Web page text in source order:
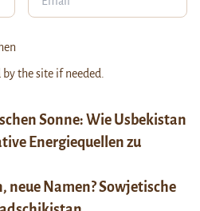
Sonne: Wie Usbekistan
Energiequellen zu
neue Namen? Sowjetische
the site if needed.